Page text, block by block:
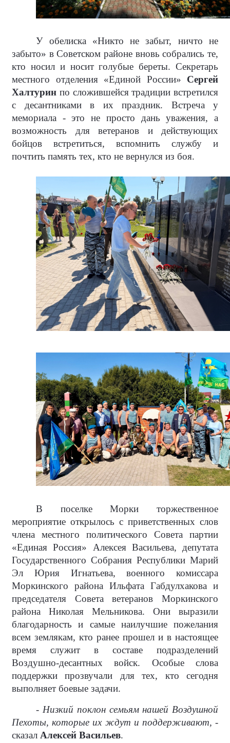
У обелиска «Никто не забыт, ничто не
забыто» в Советском районе вновь собрались те,
кто носил и носит голубые береты. Секретарь
местного отделения «Единой России» Сергей
Халтурин по сложившейся традиции встретился
с десантниками в их праздник. Встреча у
мемориала - это не просто дань уважения, а
возможность для ветеранов и действующих
бойцов встретиться, вспомнить службу и
почтить память тех, кто не вернулся из боя.
В поселке Морки торжественное
мероприятие открылось с приветственных слов
члена местного политического Совета партии
«Единая Россия» Алексея Васильева, депутата
Государственного Собрания Республики Марий
Эл Юрия Игнатьева, военного комиссара
Моркинского района Ильфата Габдулхакова и
председателя Совета ветеранов Моркинского
района Николая Мельникова. Они выразили
благодарность и самые наилучшие пожелания
всем землякам, кто ранее прошел и в настоящее
время служит в составе подразделений
Воздушно-десантных войск. Особые слова
поддержки прозвучали для тех, кто сегодня
выполняет боевые задачи.
- Низкий поклон семьям нашей Воздушной
Пехоты, которые их ждут и поддерживают, -
сказал Алексей Васильев.